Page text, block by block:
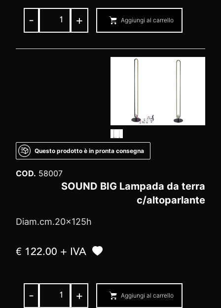
- + Aggiungi al carrello
Questo prodotto è in pronta consegna
COD. 58007
SOUND BIG Lampada da terra
c/altoparlante
Diam.cm.20x125h
€ 122.00 + IVA
- + Aggiungi al carrello